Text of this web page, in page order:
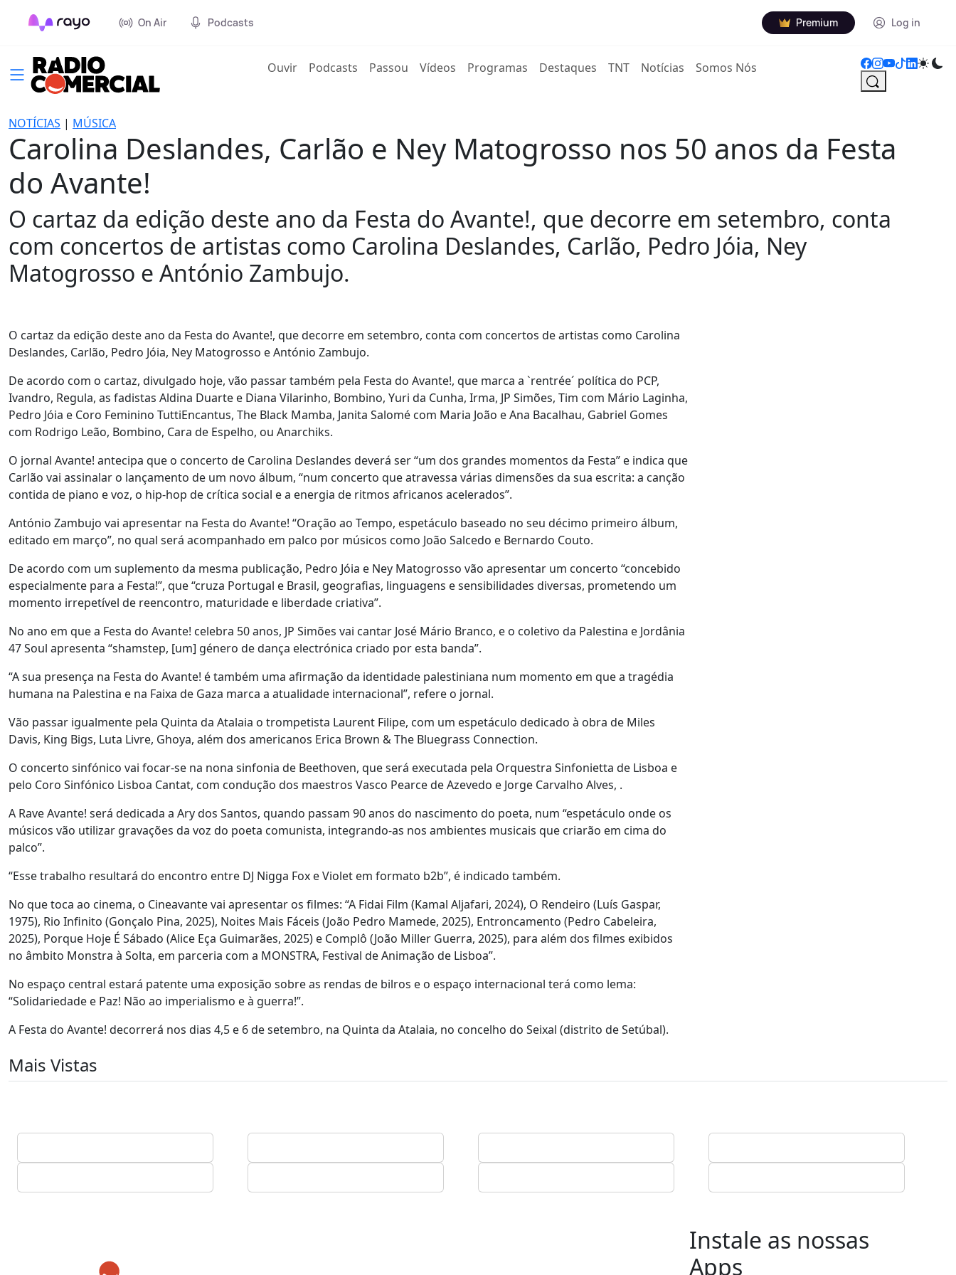
On Air Podcasts Premium Log in
Ouvir(current)
Podcasts Passou Vídeos Programas Destaques TNT Notícias Somos Nós
NOTÍCIAS | MÚSICA
Carolina Deslandes, Carlão e Ney Matogrosso nos 50 anos da Festa
do Avante!
O cartaz da edição deste ano da Festa do Avante!, que decorre em setembro, conta
com concertos de artistas como Carolina Deslandes, Carlão, Pedro Jóia, Ney
Matogrosso e António Zambujo.
O cartaz da edição deste ano da Festa do Avante!, que decorre em setembro, conta com concertos de artistas como Carolina
Deslandes, Carlão, Pedro Jóia, Ney Matogrosso e António Zambujo.
De acordo com o cartaz, divulgado hoje, vão passar também pela Festa do Avante!, que marca a `rentrée´ política do PCP,
Ivandro, Regula, as fadistas Aldina Duarte e Diana Vilarinho, Bombino, Yuri da Cunha, Irma, JP Simões, Tim com Mário Laginha,
Pedro Jóia e Coro Feminino TuttiEncantus, The Black Mamba, Janita Salomé com Maria João e Ana Bacalhau, Gabriel Gomes
com Rodrigo Leão, Bombino, Cara de Espelho, ou Anarchiks.
O jornal Avante! antecipa que o concerto de Carolina Deslandes deverá ser “um dos grandes momentos da Festa” e indica que
Carlão vai assinalar o lançamento de um novo álbum, “num concerto que atravessa várias dimensões da sua escrita: a canção
contida de piano e voz, o hip-hop de crítica social e a energia de ritmos africanos acelerados”.
António Zambujo vai apresentar na Festa do Avante! “Oração ao Tempo, espetáculo baseado no seu décimo primeiro álbum,
editado em março”, no qual será acompanhado em palco por músicos como João Salcedo e Bernardo Couto.
De acordo com um suplemento da mesma publicação, Pedro Jóia e Ney Matogrosso vão apresentar um concerto “concebido
especialmente para a Festa!”, que “cruza Portugal e Brasil, geografias, linguagens e sensibilidades diversas, prometendo um
momento irrepetível de reencontro, maturidade e liberdade criativa”.
No ano em que a Festa do Avante! celebra 50 anos, JP Simões vai cantar José Mário Branco, e o coletivo da Palestina e Jordânia
47 Soul apresenta “shamstep, [um] género de dança electrónica criado por esta banda”.
“A sua presença na Festa do Avante! é também uma afirmação da identidade palestiniana num momento em que a tragédia
humana na Palestina e na Faixa de Gaza marca a atualidade internacional”, refere o jornal.
Vão passar igualmente pela Quinta da Atalaia o trompetista Laurent Filipe, com um espetáculo dedicado à obra de Miles
Davis, King Bigs, Luta Livre, Ghoya, além dos americanos Erica Brown & The Bluegrass Connection.
O concerto sinfónico vai focar-se na nona sinfonia de Beethoven, que será executada pela Orquestra Sinfonietta de Lisboa e
pelo Coro Sinfónico Lisboa Cantat, com condução dos maestros Vasco Pearce de Azevedo e Jorge Carvalho Alves, .
A Rave Avante! será dedicada a Ary dos Santos, quando passam 90 anos do nascimento do poeta, num “espetáculo onde os
músicos vão utilizar gravações da voz do poeta comunista, integrando-as nos ambientes musicais que criarão em cima do
palco”.
“Esse trabalho resultará do encontro entre DJ Nigga Fox e Violet em formato b2b”, é indicado também.
No que toca ao cinema, o Cineavante vai apresentar os filmes: “A Fidai Film (Kamal Aljafari, 2024), O Rendeiro (Luís Gaspar,
1975), Rio Infinito (Gonçalo Pina, 2025), Noites Mais Fáceis (João Pedro Mamede, 2025), Entroncamento (Pedro Cabeleira,
2025), Porque Hoje É Sábado (Alice Eça Guimarães, 2025) e Complô (João Miller Guerra, 2025), para além dos filmes exibidos
no âmbito Monstra à Solta, em parceria com a MONSTRA, Festival de Animação de Lisboa”.
No espaço central estará patente uma exposição sobre as rendas de bilros e o espaço internacional terá como lema:
“Solidariedade e Paz! Não ao imperialismo e à guerra!”.
A Festa do Avante! decorrerá nos dias 4,5 e 6 de setembro, na Quinta da Atalaia, no concelho do Seixal (distrito de Setúbal).
Mais Vistas
Instale as nossas
Apps